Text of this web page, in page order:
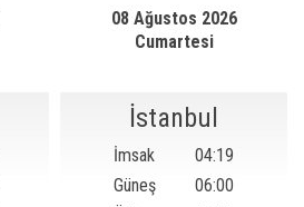
08 Ağustos 2026
Cumartesi
İstanbul
İmsak
04:19
Güneş
06:00